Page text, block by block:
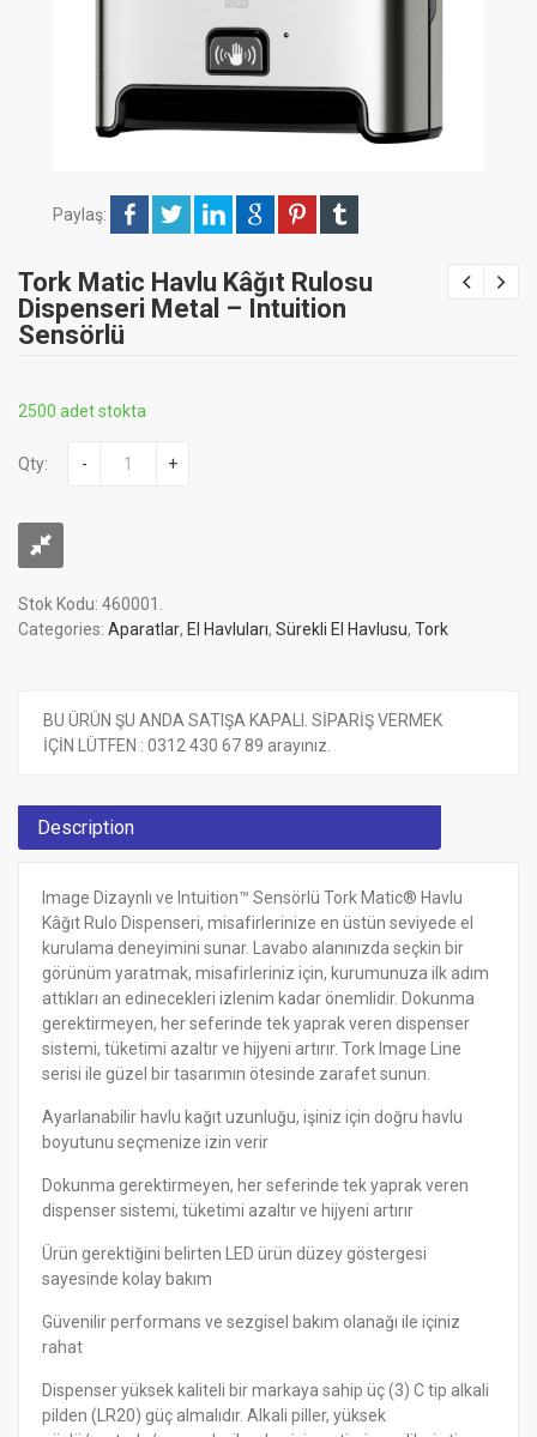
Paylaş:
Tork Matic Havlu Kâğıt Rulosu
Dispenseri Metal – Intuition
Sensörlü
2500 adet stokta
Qty: - +
Stok Kodu: 460001 .
Categories: Aparatlar, El Havluları, Sürekli El Havlusu, Tork
BU ÜRÜN ŞU ANDA SATIŞA KAPALI. SİPARİŞ VERMEK
İÇİN LÜTFEN : 0312 430 67 89 arayınız.
Description
Image Dizaynlı ve Intuition™ Sensörlü Tork Matic® Havlu
Kâğıt Rulo Dispenseri, misafirlerinize en üstün seviyede el
kurulama deneyimini sunar. Lavabo alanınızda seçkin bir
görünüm yaratmak, misafirleriniz için, kurumunuza ilk adım
attıkları an edinecekleri izlenim kadar önemlidir. Dokunma
gerektirmeyen, her seferinde tek yaprak veren dispenser
sistemi, tüketimi azaltır ve hijyeni artırır. Tork Image Line
serisi ile güzel bir tasarımın ötesinde zarafet sunun.
Ayarlanabilir havlu kağıt uzunluğu, işiniz için doğru havlu
boyutunu seçmenize izin verir
Dokunma gerektirmeyen, her seferinde tek yaprak veren
dispenser sistemi, tüketimi azaltır ve hijyeni artırır
Ürün gerektiğini belirten LED ürün düzey göstergesi
sayesinde kolay bakım
Güvenilir performans ve sezgisel bakım olanağı ile içiniz
rahat
Dispenser yüksek kaliteli bir markaya sahip üç (3) C tip alkali
pilden (LR20) güç almalıdır. Alkali piller, yüksek